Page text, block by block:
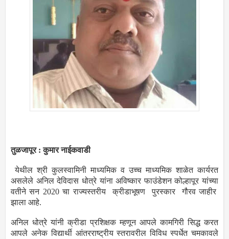
तुळजापूर : कुमार नाईकवाडी
येथील श्री कुलस्वामिनी माध्यमिक व उच्च माध्यमिक शाळेत कार्यरत
असलेले अनिल देविदास धोत्रे यांना अविष्कार फाउंडेशन कोल्हापूर यांच्या
वतीने सन 2020 चा राज्यस्तरीय क्रीडाभूषण पुरस्कार गौरव जाहीर
झाला आहे.
अनिल धोत्रे यांनी क्रीडा प्रशिक्षक म्हणून आपले कामगिरी सिद्ध करत
आपले अनेक विद्यार्थी आंतरराष्ट्रीय स्तरावरील विविध स्पर्धेत चमकावले